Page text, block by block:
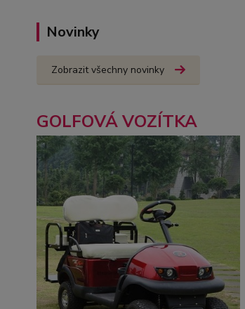
Novinky
Zobrazit všechny novinky
GOLFOVÁ VOZÍTKA